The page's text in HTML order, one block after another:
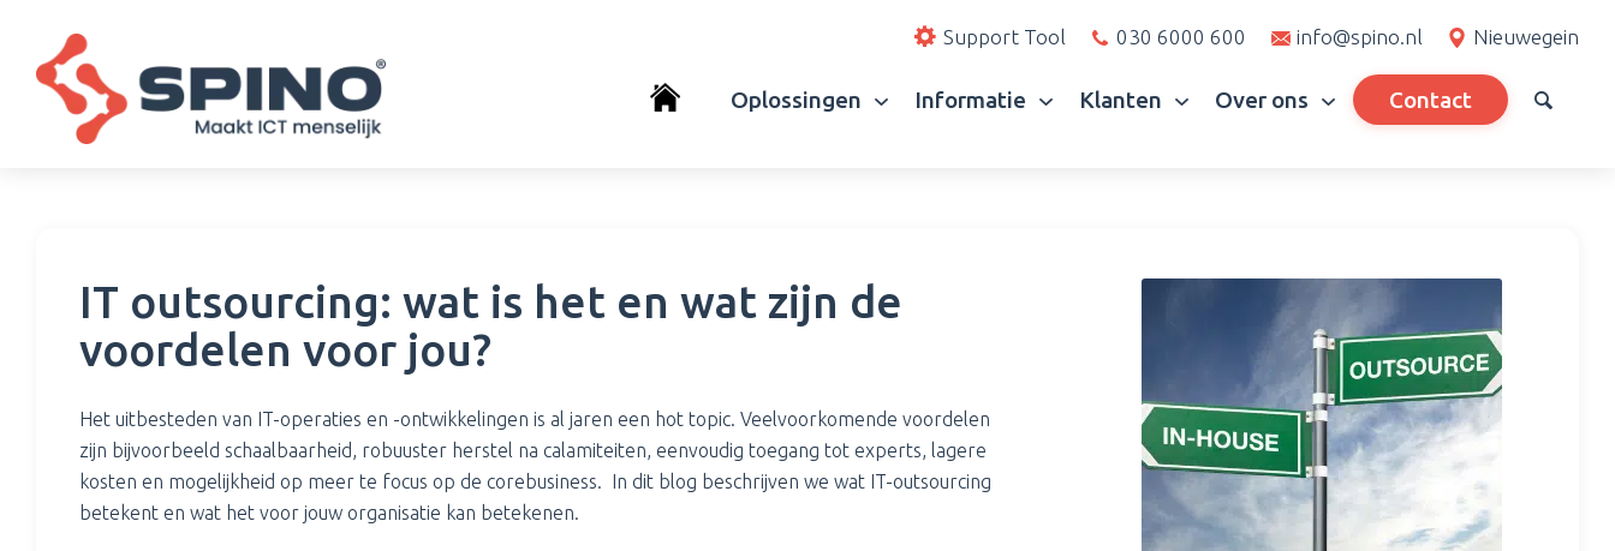
Support Tool 030 6000 600 info@spino.nl Nieuwegein
Oplossingen Informatie Klanten Over ons Contact
IT outsourcing: wat is het en wat zijn de
voordelen voor jou?
Het uitbesteden van IT-operaties en -ontwikkelingen is al jaren een hot topic. Veelvoorkomende voordelen
zijn bijvoorbeeld schaalbaarheid, robuuster herstel na calamiteiten, eenvoudig toegang tot experts, lagere
kosten en mogelijkheid op meer te focus op de corebusiness. In dit blog beschrijven we wat IT-outsourcing
betekent en wat het voor jouw organisatie kan betekenen.